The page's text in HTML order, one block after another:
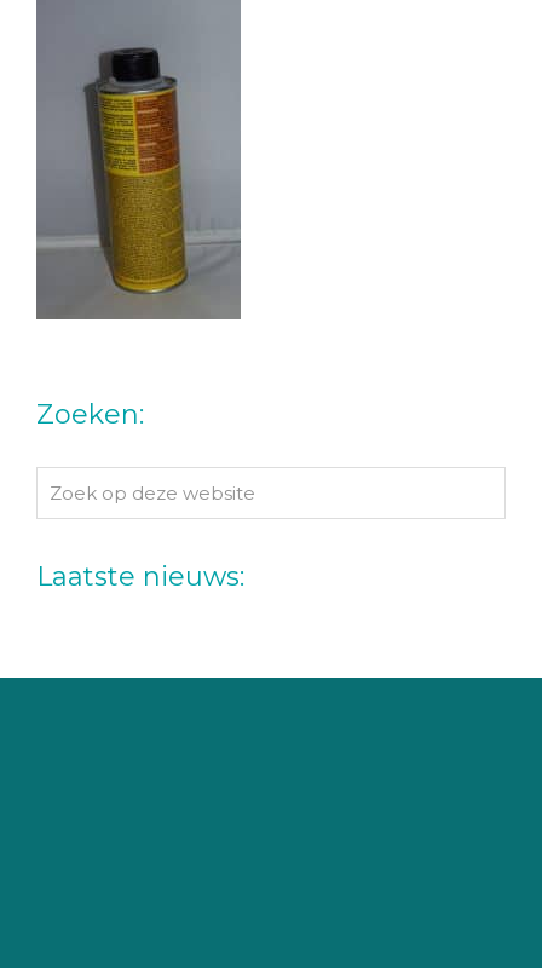
Zoeken:
Zoek
op
website
Laatste nieuws: